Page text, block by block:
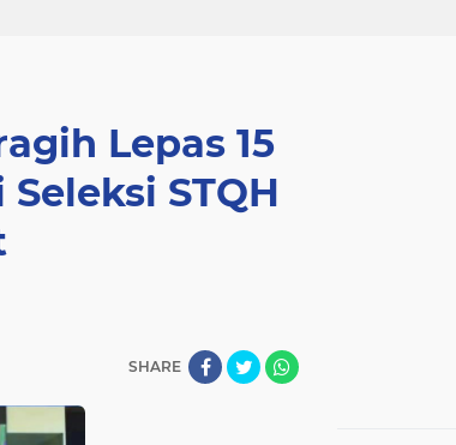
Lepas 15
STQH
SHARE